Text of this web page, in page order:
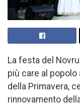
La festa del
più care al
della Primavera,
rinnovamento